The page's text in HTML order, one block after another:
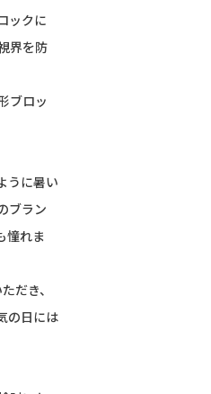
ックに
界を防
ブロッ
うに暑い
ブラン
憧れま
だき、
の日には